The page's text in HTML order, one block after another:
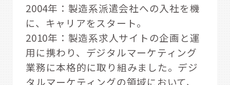
2004年：製造系派遣会社への入社を機
に、キャリアをスタート。
2010年：製造系求人サイトの企画と運
用に携わり、デジタルマーケティング
業務に本格的に取り組みました。デジ
タルマーケティングの領域において、